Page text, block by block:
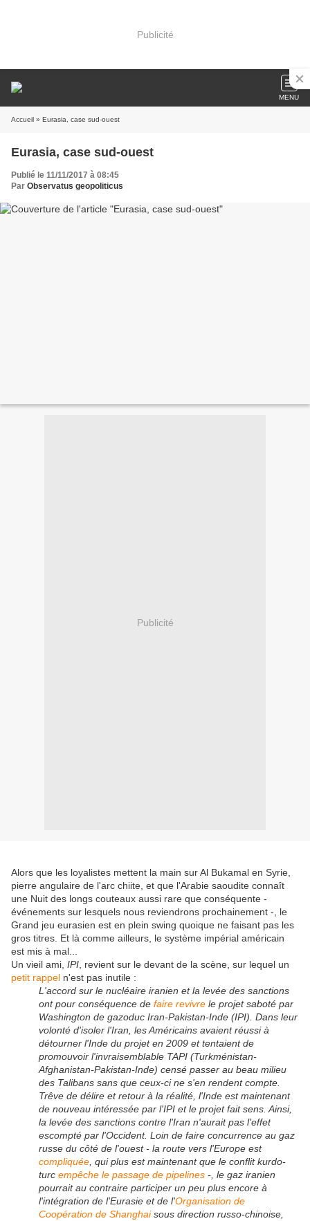
Publicité
MENU
Accueil » Eurasia, case sud-ouest
Eurasia, case sud-ouest
Publié le 11/11/2017 à 08:45
Par Observatus geopoliticus
Publicité
Alors que les loyalistes mettent la main sur Al Bukamal en Syrie,
pierre angulaire de l'arc chiite, et que l'Arabie saoudite connaît
une Nuit des longs couteaux aussi rare que conséquente -
événements sur lesquels nous reviendrons prochainement -, le
Grand jeu eurasien est en plein swing quoique ne faisant pas les
gros titres. Et là comme ailleurs, le système impérial américain
est mis à mal...
Un vieil ami, IPI , revient sur le devant de la scène, sur lequel un
petit rappel n'est pas inutile :
L'accord sur le nucléaire iranien et la levée des sanctions
ont pour conséquence de faire revivre le projet saboté par
Washington de gazoduc Iran-Pakistan-Inde (IPI). Dans leur
volonté d'isoler l'Iran, les Américains avaient réussi à
détourner l'Inde du projet en 2009 et tentaient de
promouvoir l'invraisemblable TAPI (Turkménistan-
Afghanistan-Pakistan-Inde) censé passer au beau milieu
des Talibans sans que ceux-ci ne s'en rendent compte.
Trêve de délire et retour à la réalité, l'Inde est maintenant
de nouveau intéressée par l'IPI et le projet fait sens. Ainsi,
la levée des sanctions contre l'Iran n'aurait pas l'effet
escompté par l'Occident. Loin de faire concurrence au gaz
russe du côté de l'ouest - la route vers l'Europe est
compliquée , qui plus est maintenant que le conflit kurdo-
turc empêche le passage de pipelines -, le gaz iranien
pourrait au contraire participer un peu plus encore à
l'intégration de l'Eurasie et de l'Organisation de
Coopération de Shanghaisous direction russo-chinoise,